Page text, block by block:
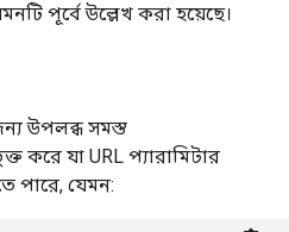
পূর্বে উল্লেখ করা হয়েছে।
উপলব্ধ সমস্ত
করে যা URL প্যারামিটার
পারে, যেমন: